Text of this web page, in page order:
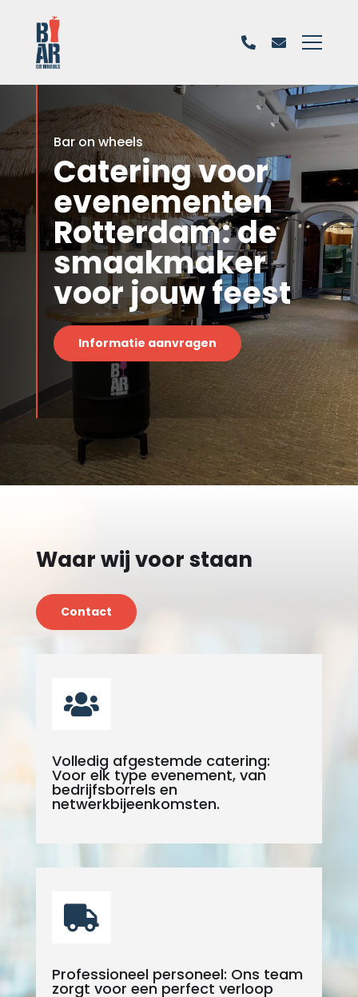
Bar on wheels
Catering voor
evenementen
Rotterdam: de
smaakmaker
voor jouw feest
Informatie aanvragen
Waar wij voor staan
Contact

Volledig afgestemde catering:
Voor elk type evenement, van
bedrijfsborrels en
netwerkbijeenkomsten.

Professioneel personeel: Ons team
zorgt voor een perfect verloop